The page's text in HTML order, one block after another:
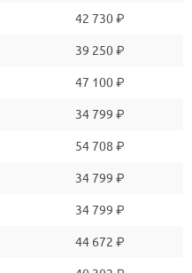
42 730 ₽
39 250 ₽
47 100 ₽
34 799 ₽
54 708 ₽
34 799 ₽
34 799 ₽
44 672 ₽